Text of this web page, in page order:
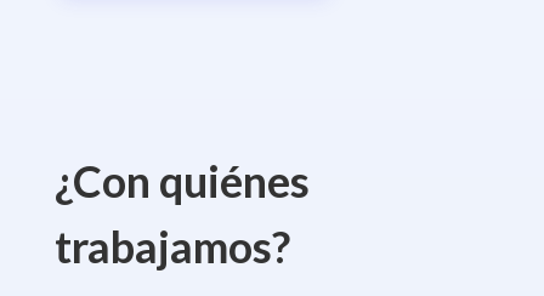
¿Con quiénes
trabajamos?